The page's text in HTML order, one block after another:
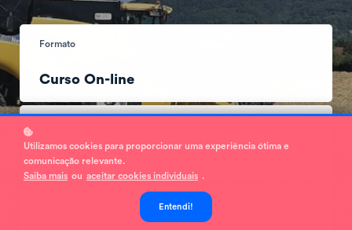
Formato
Curso On-line
Institucional
Utilizamos cookies para proporcionar uma experiência ótima e
comunicação relevante.
Saiba mais ou aceitar cookies individuais .
Entendi!